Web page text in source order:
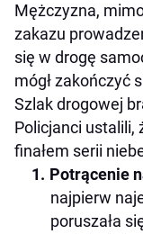
Mężczyzna,
zakazu
się w drogę
mógł zakończyć
Szlak drogowej
Policjanci ustalili,
finałem serii
Potrącenie
najpierw
poruszała